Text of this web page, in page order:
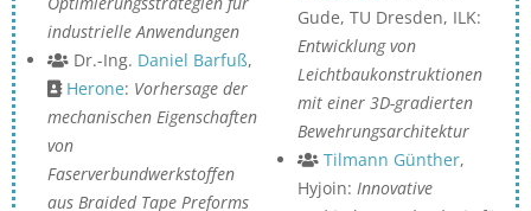
industrielle Anwendungen
Dr.-Ing. Daniel Barfuß,
Herone: Vorhersage der
mechanischen Eigenschaften
von
Faserverbundwerkstoffen
aus Braided Tape Preforms
Gude, TU Dresden, ILK:
Entwicklung von
Leichtbaukonstruktionen
mit einer 3D-gradierten
Bewehrungsarchitektur
Tilmann Günther,
Hyjoin: Innovative